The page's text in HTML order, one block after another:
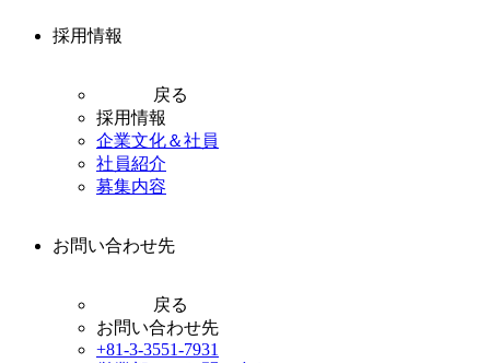
採用情報
戻る
採用情報
企業文化＆社員
社員紹介
募集内容
お問い合わせ先
戻る
お問い合わせ先
+81-3-3551-7931